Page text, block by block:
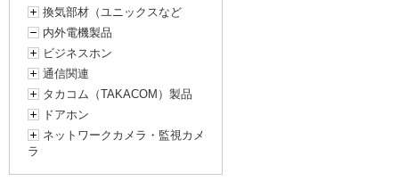
換気部材（ユニックスなど
内外電機製品
ビジネスホン
通信関連
タカコム（TAKACOM）製品
ドアホン
ネットワークカメラ・監視カメ
ラ